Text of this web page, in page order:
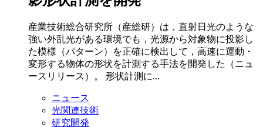
産業技術総合研究所（産総研）は，直射日光のような
強い外乱光がある環境でも，光源から対象物に投影し
た模様（パターン）を正確に検出して，高速に運動・
変形する物体の形状を計測する手法を開発した（ニュ
ースリリース）。 形状計測に...
ニュース
光関連技術
研究開発